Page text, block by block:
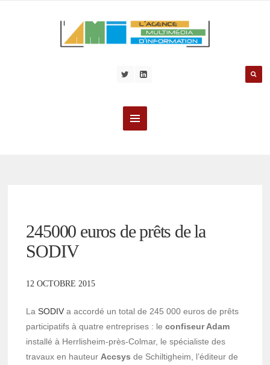
245000 euros de prêts de la
SODIV
12 OCTOBRE 2015
LaSODIV a accordé un total de 245 000 euros de prêts
participatifs à quatre entreprises : leconfiseur Adam
installé à Herrlisheim-près-Colmar, le spécialiste des
travaux en hauteur Accsys de Schiltigheim, l’éditeur de